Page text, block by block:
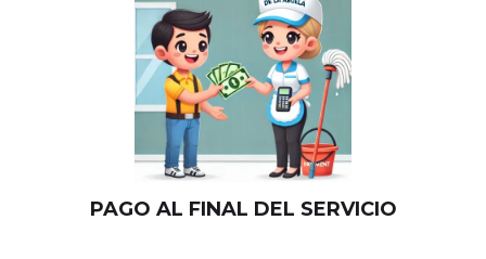
PAGO AL FINAL DEL SERVICIO